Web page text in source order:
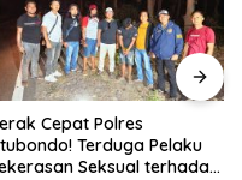
Cepat Polres
Terduga Pelaku
Seksual terhadap